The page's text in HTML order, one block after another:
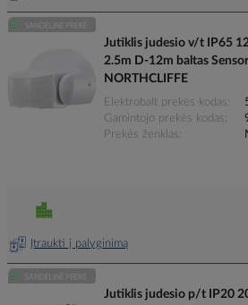
Jutiklis judesio v/t IP65
2.5m D-12m baltas
NORTHCLIFFE
Elektrobalt prekės kodas
Gamintojo prekės kodas
Prekės ženklas
Įtraukti į palyginimą
Jutiklis judesio p/t IP20